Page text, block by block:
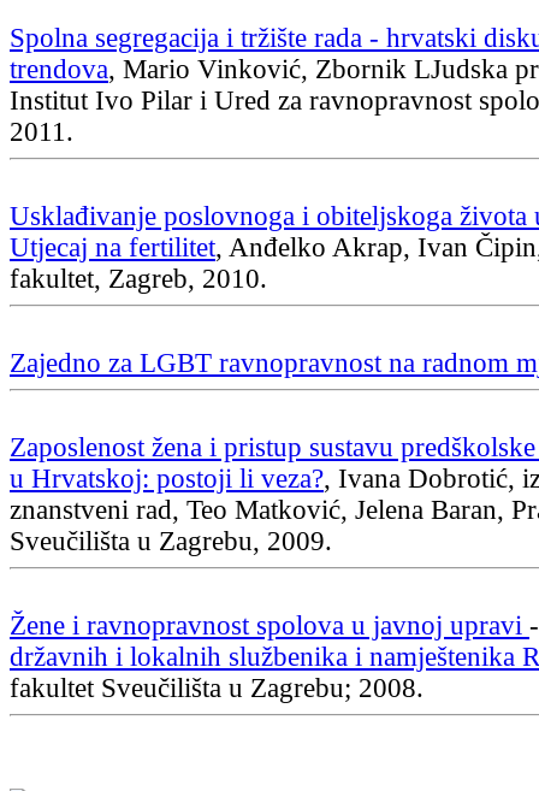
Spolna segregacija i tržište rada - hrvatski
trendova, Mario Vinković, Zbornik LJudska
Institut Ivo Pilar i Ured za ravnopravnost
2011.
Usklađivanje poslovnoga i obiteljskoga života
Utjecaj na fertilitet, Anđelko Akrap, Ivan
fakultet, Zagreb, 2010.
Zajedno za LGBT ravnopravnost na radnom
Zaposlenost žena i pristup sustavu
u Hrvatskoj: postoji li veza?, Ivana Dobrotić,
znanstveni rad, Teo Matković, Jelena Baran,
Sveučilišta u Zagrebu, 2009.
Žene i ravnopravnost spolova u javnoj upravi
državnih i lokalnih službenika i namještenika
fakultet Sveučilišta u Zagrebu; 2008.